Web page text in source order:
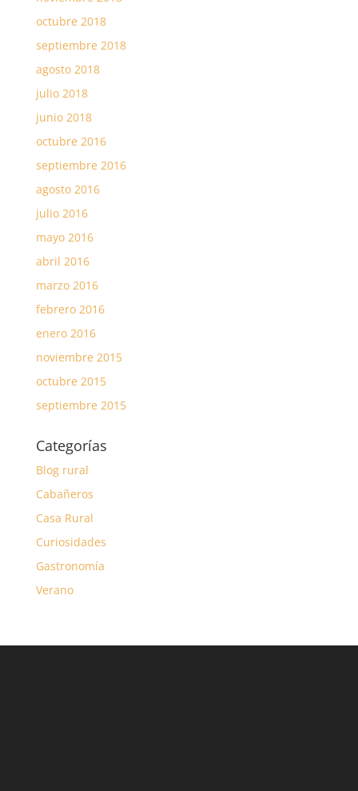
octubre 2018
septiembre 2018
agosto 2018
julio 2018
junio 2018
octubre 2016
septiembre 2016
agosto 2016
julio 2016
mayo 2016
abril 2016
marzo 2016
febrero 2016
enero 2016
noviembre 2015
octubre 2015
septiembre 2015
Categorías
Blog rural
Cabañeros
Casa Rural
Curiosidades
Gastronomía
Verano